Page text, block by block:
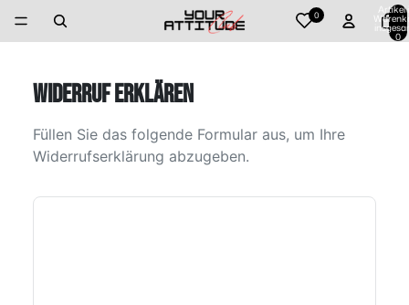
0 Artikel
0
WIDERRUF ERKLÄREN
Füllen Sie das folgende Formular aus, um Ihre
Widerrufserklärung abzugeben.